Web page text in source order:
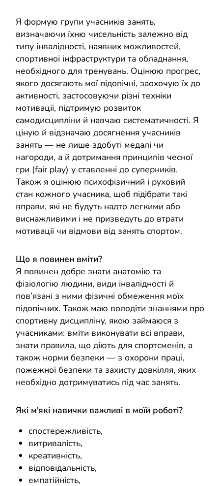
Я формую групи учасників занять,
визначаючи їхню чисельність залежно від
типу інвалідності, наявних можливостей,
спортивної інфраструктури та обладнання,
необхідного для тренувань. Оцінюю прогрес,
якого досягають мої підопічні, заохочую їх до
активності, застосовуючи різні техніки
мотивації, підтримую розвиток
самодисципліни й навчаю систематичності. Я
ціную й відзначаю досягнення учасників
занять — не лише здобуті медалі чи
нагороди, а й дотримання принципів чесної
гри (fair play) у ставленні до суперників.
Також я оцінюю психофізичний і руховий
стан кожного учасника, щоб підібрати такі
вправи, які не будуть надто легкими або
виснажливими і не призведуть до втрати
мотивації чи відмови від занять спортом.
Що я повинен вміти?
Я повинен добре знати анатомію та
фізіологію людини, види інвалідності й
пов’язані з ними фізичні обмеження моїх
підопічних. Також маю володіти знаннями про
спортивну дисципліну, якою займаюся з
учасниками: вміти виконувати всі вправи,
знати правила, що діють для спортсменів, а
також норми безпеки — з охорони праці,
пожежної безпеки та захисту довкілля, яких
необхідно дотримуватись під час занять.
Які м'які навички важливі в моїй роботі?
спостережливість,
витривалість,
креативність,
відповідальність,
емпатійність,